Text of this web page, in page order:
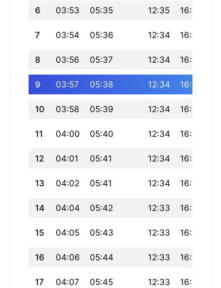
6 03:53 05:35 12:35 16:24
7 03:54 05:36 12:34 16:24
8 03:56 05:37 12:34 16:24
9 03:57 05:38 12:34 16:23
10 03:58 05:39 12:34 16:23
11 04:00 05:40 12:34 16:22
12 04:01 05:41 12:34 16:22
13 04:02 05:41 12:34 16:21
14 04:04 05:42 12:33 16:21
15 04:05 05:43 12:33 16:20
16 04:06 05:44 12:33 16:20
17 04:07 05:45 12:33 16:19